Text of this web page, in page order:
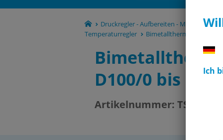
Ich
Druckregler - Aufbereiten - Manometer -
Temperaturregler
Bimetallthermometer
D100/0 bis
Artikelnummer: TST